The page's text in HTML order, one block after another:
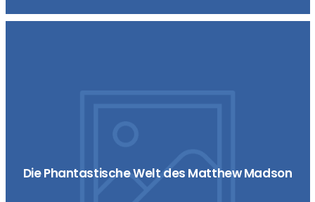
Die Phantastische Welt des Matthew Madson